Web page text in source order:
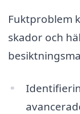
Fuktproblem
skador och